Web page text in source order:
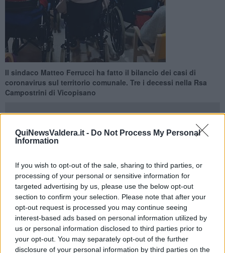
QuiNewsValdera.it - Do Not Process My Personal
Information
If you wish to opt-out of the sale, sharing to third parties, or
processing of your personal or sensitive information for
targeted advertising by us, please use the below opt-out
section to confirm your selection. Please note that after your
opt-out request is processed you may continue seeing
interest-based ads based on personal information utilized by
us or personal information disclosed to third parties prior to
your opt-out. You may separately opt-out of the further
disclosure of your personal information by third parties on the
Il sindaco Matteo Ferrucci ha fatto il bilancio dei casi di
coronavirus sul territorio comunale. Tre i decessi nella Rsa
Campostrini di Vicopisano
Ferrucci , aggiornando i cittadini sull'epidemia da Covid-19 sul
territorio comunale -sono 45 le persone positive nel nostro
territorio, delle quali 22 sono ospiti della casa di riposo
Vicopisano. Sulle signore, al momento, non abbiamo novità e
questo ci rincuora. Essendo consapevoli della loro fragilità, anche
dovuta all'età, ci informiamo più frequentemente sulle loro
condizioni e vi teniamo aggiornati".
"Voglio ricordare ancora, con dolore e affetto - ha aggiunto il primo